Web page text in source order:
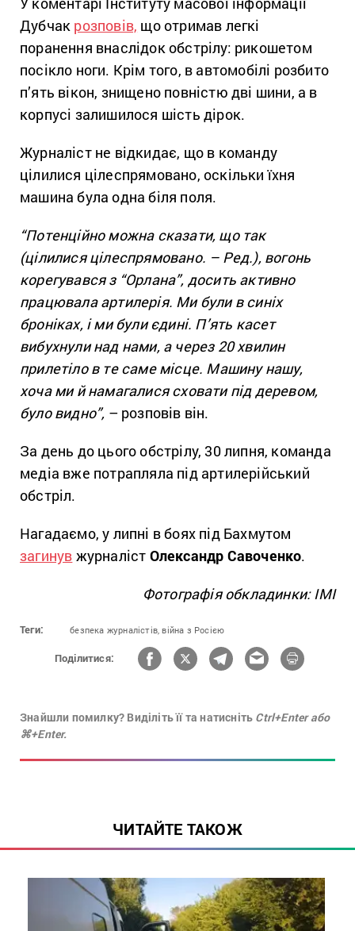
Дубчак розповів, що отримав легкі
поранення внаслідок обстрілу: рикошетом
посікло ноги. Крім того, в автомобілі розбито
п’ять вікон, знищено повністю дві шини, а в
корпусі залишилося шість дірок.
Журналіст не відкидає, що в команду
цілилися цілеспрямовано, оскільки їхня
машина була одна біля поля.
“Потенційно можна сказати, що так
(цілилися цілеспрямовано. – Ред.), вогонь
корегувався з “Орлана”, досить активно
працювала артилерія. Ми були в синіх
броніках, і ми були єдині. П’ять касет
вибухнули над нами, а через 20 хвилин
прилетіло в те саме місце. Машину нашу,
хоча ми й намагалися сховати під деревом,
було видно”, – розповів він.
За день до цього обстрілу, 30 липня, команда
медіа вже потрапляла під артилерійський
обстріл.
Нагадаємо, у липні в боях під Бахмутом
загинув журналіст Олександр Савоченко.
Фотографія обкладинки: ІМІ
Теги: безпека журналістів, війна з Росією
Поділитися:
Знайшли помилку? Виділіть її та натисніть Ctrl+Enter або
⌘+Enter.
ЧИТАЙТЕ ТАКОЖ